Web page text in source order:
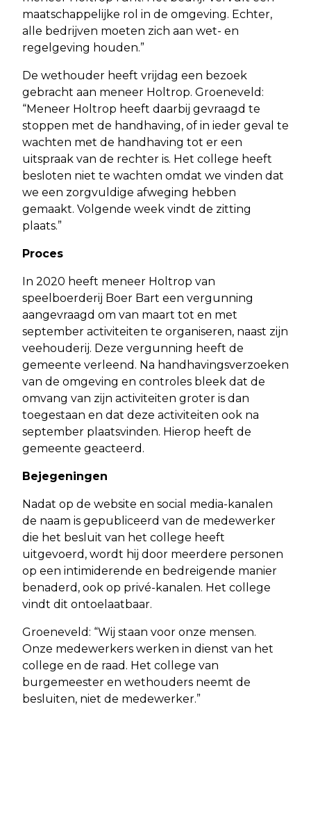
maatschappelijke rol in de omgeving. Echter,
alle bedrijven moeten zich aan wet- en
regelgeving houden.”
De wethouder heeft vrijdag een bezoek
gebracht aan meneer Holtrop. Groeneveld:
“Meneer Holtrop heeft daarbij gevraagd te
stoppen met de handhaving, of in ieder geval te
wachten met de handhaving tot er een
uitspraak van de rechter is. Het college heeft
besloten niet te wachten omdat we vinden dat
we een zorgvuldige afweging hebben
gemaakt. Volgende week vindt de zitting
plaats.”
Proces
In 2020 heeft meneer Holtrop van
speelboerderij Boer Bart een vergunning
aangevraagd om van maart tot en met
september activiteiten te organiseren, naast zijn
veehouderij. Deze vergunning heeft de
gemeente verleend. Na handhavingsverzoeken
van de omgeving en controles bleek dat de
omvang van zijn activiteiten groter is dan
toegestaan en dat deze activiteiten ook na
september plaatsvinden. Hierop heeft de
gemeente geacteerd.
Bejegeningen
Nadat op de website en social media-kanalen
de naam is gepubliceerd van de medewerker
die het besluit van het college heeft
uitgevoerd, wordt hij door meerdere personen
op een intimiderende en bedreigende manier
benaderd, ook op privé-kanalen. Het college
vindt dit ontoelaatbaar.
Groeneveld: “Wij staan voor onze mensen.
Onze medewerkers werken in dienst van het
college en de raad. Het college van
burgemeester en wethouders neemt de
besluiten, niet de medewerker.”